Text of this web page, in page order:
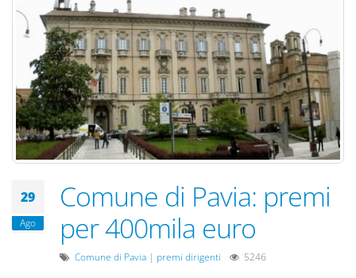
29
Ago
Comune di Pavia: premi
per 400mila euro
Comune di Pavia | premi dirigenti 5246